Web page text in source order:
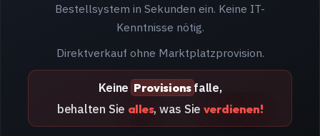
Bestellsystem in Sekunden ein. Keine IT-
Kenntnisse nötig.
Direktverkauf ohne Marktplatzprovision.
Keine Provisionsfalle,
behalten Sie alles, was Sie verdienen!